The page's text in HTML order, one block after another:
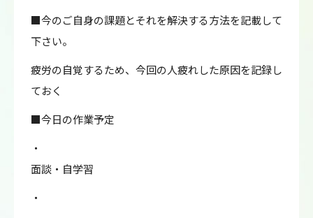
■今のご自身の課題とそれを解決する方法を記載して
下さい。
疲労の自覚するため、今回の人疲れした原因を記録し
ておく
■今日の作業予定
・
面談・自学習
・